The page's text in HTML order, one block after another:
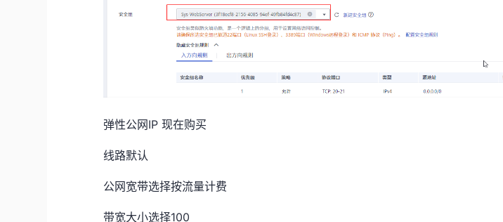
弹性公网IP 现在购买
线路默认
公网宽带选择按流量计费
带宽大小选择100